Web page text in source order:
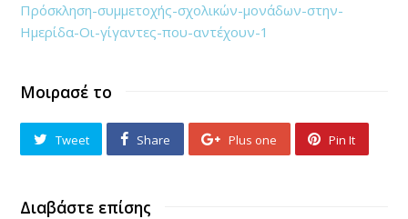
Πρόσκληση-συμμετοχής-σχολικών-μονάδων-στην-
Ημερίδα-Οι-γίγαντες-που-αντέχουν-1
Μοιρασέ το
Tweet Share Plus one Pin It
Διαβάστε επίσης